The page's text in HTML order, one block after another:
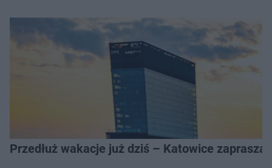
Przedłuż wakacje już dziś – Katowice